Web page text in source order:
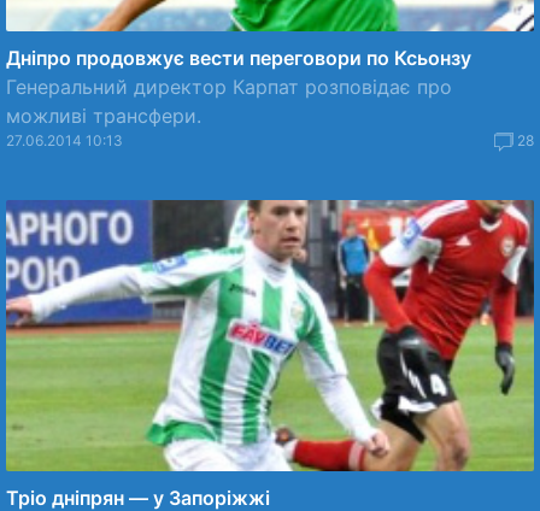
Дніпро продовжує вести переговори по Ксьонзу
Генеральний директор Карпат розповідає про
можливі трансфери.
27.06.2014 10:13 28
Тріо дніпрян — у Запоріжжі